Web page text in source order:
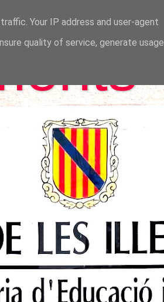
Your IP address and user-agent
quality of service, generate usage